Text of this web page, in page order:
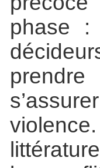
phase :